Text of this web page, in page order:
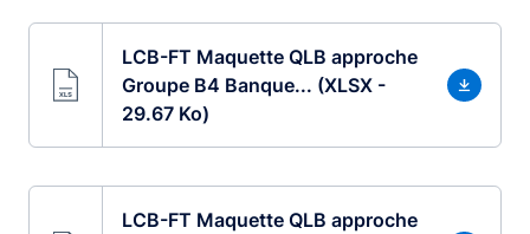
LCB-FT Maquette QLB approche
Groupe B4 Banque... (XLSX -
29.67 Ko)
LCB-FT Maquette QLB approche